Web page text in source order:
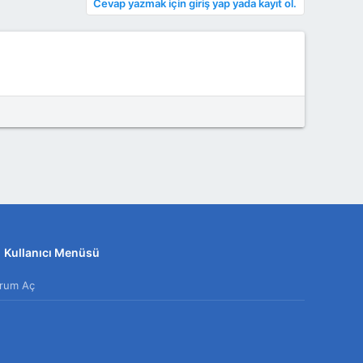
Cevap yazmak için giriş yap yada kayıt ol.
Kullanıcı Menüsü
Aç